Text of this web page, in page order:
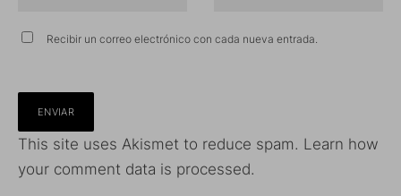
Recibir un correo electrónico con cada nueva entrada.
This site uses Akismet to reduce spam. Learn how
your comment data is processed.